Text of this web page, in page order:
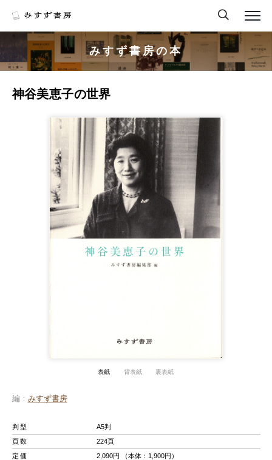
みすず書房の本
神谷美恵子の世界
表紙 背表紙 裏表紙
編 みすず書房
判型
A5判
頁数
224頁
定価
2,090円 （本体：1,900円）